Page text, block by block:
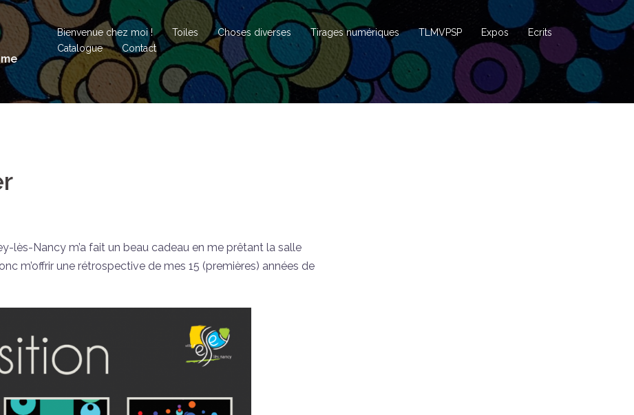
Bienvenue chez moi ! Toiles Choses diverses Tirages numériques TLMVPSP Expos
Ecrits
Catalogue
Contact
lès-Nancy m’a fait un beau cadeau en me prêtant la salle
m’offrir une rétrospective de mes 15 (premières) années de